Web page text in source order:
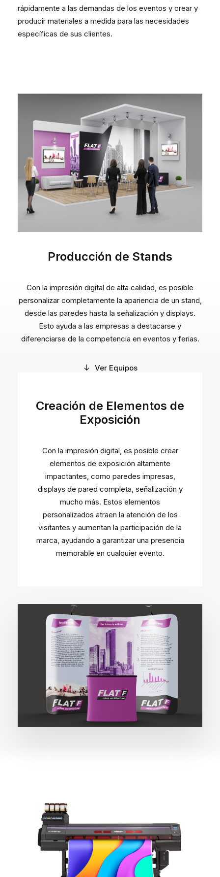
rápidamente a las demandas de los eventos y crear y
producir materiales a medida para las necesidades
específicas de sus clientes.
Producción de Stands
Con la impresión digital de alta calidad, es posible
personalizar completamente la apariencia de un stand,
desde las paredes hasta la señalización y displays.
Esto ayuda a las empresas a destacarse y
diferenciarse de la competencia en eventos y ferias.
Ver Equipos
Creación de Elementos de
Exposición
Con la impresión digital, es posible crear
elementos de exposición altamente
impactantes, como paredes impresas,
displays de pared completa, señalización y
mucho más. Estos elementos
personalizados atraen la atención de los
visitantes y aumentan la participación de la
marca, ayudando a garantizar una presencia
memorable en cualquier evento.